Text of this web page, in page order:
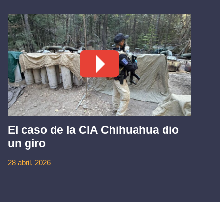
El caso de la CIA Chihuahua dio
un giro
28 abril, 2026